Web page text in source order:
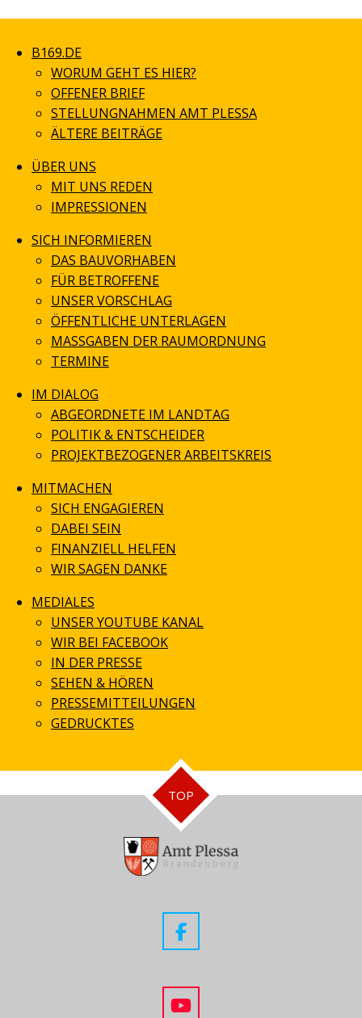
B169.DE
WORUM GEHT ES HIER?
OFFENER BRIEF
STELLUNGNAHMEN AMT PLESSA
ÄLTERE BEITRÄGE
ÜBER UNS
MIT UNS REDEN
IMPRESSIONEN
SICH INFORMIEREN
DAS BAUVORHABEN
FÜR BETROFFENE
UNSER VORSCHLAG
ÖFFENTLICHE UNTERLAGEN
MASSGABEN DER RAUMORDNUNG
TERMINE
IM DIALOG
ABGEORDNETE IM LANDTAG
POLITIK & ENTSCHEIDER
PROJEKTBEZOGENER ARBEITSKREIS
MITMACHEN
SICH ENGAGIEREN
DABEI SEIN
FINANZIELL HELFEN
WIR SAGEN DANKE
MEDIALES
UNSER YOUTUBE KANAL
WIR BEI FACEBOOK
IN DER PRESSE
SEHEN & HÖREN
PRESSEMITTEILUNGEN
GEDRUCKTES
TOP
F
a
e
b
Y